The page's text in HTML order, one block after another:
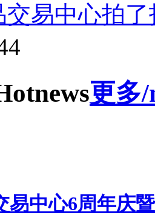
交易中心拍
news更多
易中心6周年庆